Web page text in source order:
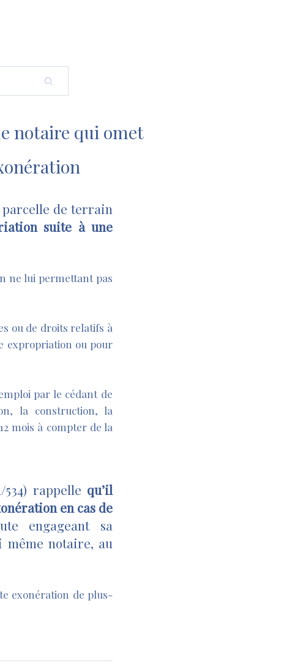
notaire qui omet
parcelle de terrain
suite à une
ne lui permettant pas
ou de droits relatifs à
expropriation ou pour
par le cédant de
la construction, la
mois à compter de la
rappelle qu’il
en cas de
engageant sa
notaire, au
exonération de plus-